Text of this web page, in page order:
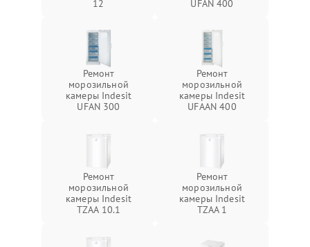
12
UFAN 400
Ремонт
морозильной
камеры Indesit
UFAN 300
Ремонт
морозильной
камеры Indesit
UFAAN 400
Ремонт
морозильной
камеры Indesit
TZAA 10.1
Ремонт
морозильной
камеры Indesit
TZAA 1